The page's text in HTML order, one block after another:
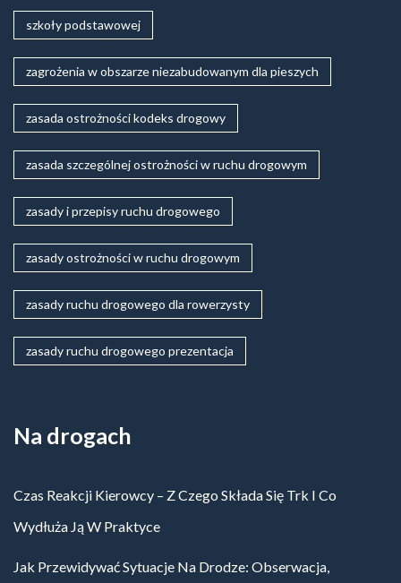
szkoły podstawowej
zagrożenia w obszarze niezabudowanym dla pieszych
zasada ostrożności kodeks drogowy
zasada szczególnej ostrożności w ruchu drogowym
zasady i przepisy ruchu drogowego
zasady ostrożności w ruchu drogowym
zasady ruchu drogowego dla rowerzysty
zasady ruchu drogowego prezentacja
Na drogach
Czas Reakcji Kierowcy – Z Czego Składa Się Trk I Co
Wydłuża Ją W Praktyce
Jak Przewidywać Sytuacje Na Drodze: Obserwacja,